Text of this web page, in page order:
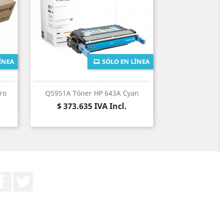
Q5951A Tóner HP 643A Cyan
Precio
$ 373.635IVA Incl.
SÓLO EN LÍNEA
Vista rápida